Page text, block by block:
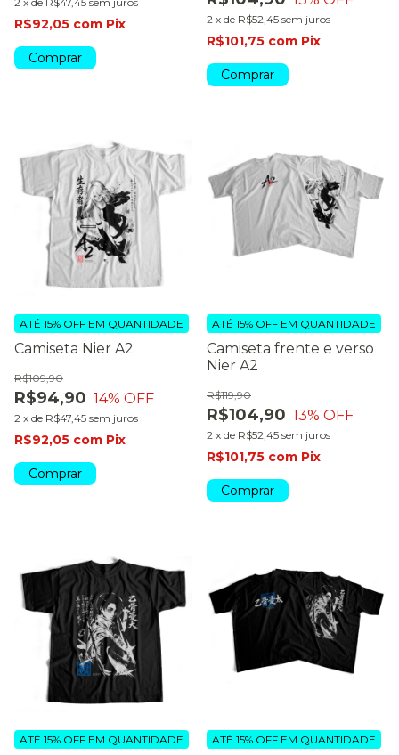
R$92,05 com Pix
Comprar
2 x de R$52,45 sem juros
R$101,75 com Pix
Comprar
Camiseta Nier A2
R$94,90
R$109,90
14% OFF
2 x de R$47,45 sem juros
ATÉ 15% OFF EM QUANTIDADE
R$92,05 com Pix
Comprar
Camiseta frente e verso
Nier A2
R$104,90
R$119,90
13% OFF
2 x de R$52,45 sem juros
ATÉ 15% OFF EM QUANTIDADE
R$101,75 com Pix
Comprar
ATÉ 15% OFF EM QUANTIDADE ATÉ 15% OFF EM QUANTIDADE